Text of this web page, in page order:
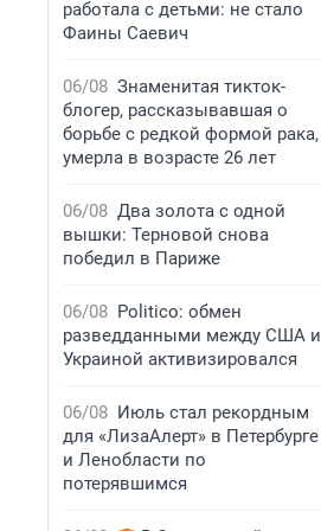
работала с детьми: не стало
Фаины Саевич
06/08 Знаменитая тикток-
блогер, рассказывавшая о
борьбе с редкой формой рака,
умерла в возрасте 26 лет
06/08 Два золота с одной
вышки: Терновой снова
победил в Париже
06/08 Politico: обмен
разведданными между США и
Украиной активизировался
06/08 Июль стал рекордным
для «ЛизаАлерт» в Петербурге
и Ленобласти по
потерявшимся